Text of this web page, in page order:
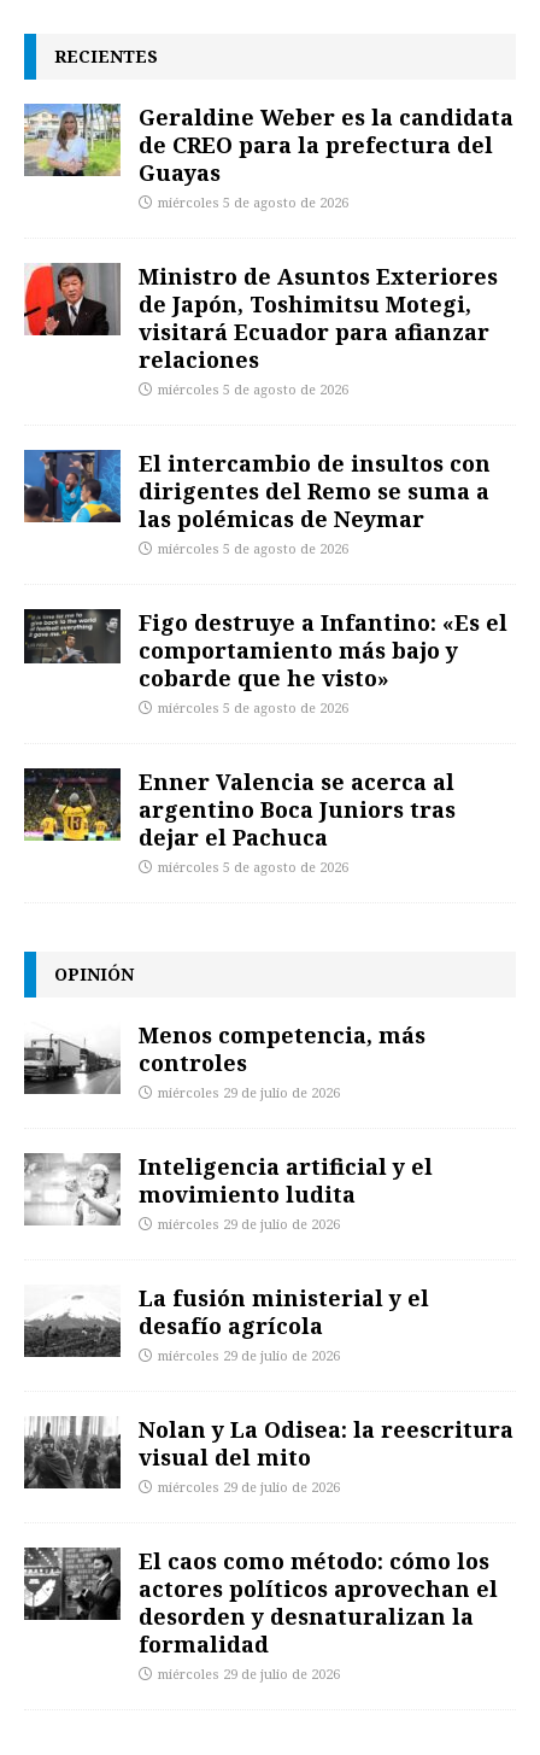
RECIENTES
Geraldine Weber es la candidata
de CREO para la prefectura del
Guayas
miércoles 5 de agosto de 2026
Ministro de Asuntos Exteriores
de Japón, Toshimitsu Motegi,
visitará Ecuador para afianzar
relaciones
miércoles 5 de agosto de 2026
El intercambio de insultos con
dirigentes del Remo se suma a
las polémicas de Neymar
miércoles 5 de agosto de 2026
Figo destruye a Infantino: «Es el
comportamiento más bajo y
cobarde que he visto»
miércoles 5 de agosto de 2026
Enner Valencia se acerca al
argentino Boca Juniors tras
dejar el Pachuca
miércoles 5 de agosto de 2026
OPINIÓN
Menos competencia, más
controles
miércoles 29 de julio de 2026
Inteligencia artificial y el
movimiento ludita
miércoles 29 de julio de 2026
La fusión ministerial y el
desafío agrícola
miércoles 29 de julio de 2026
Nolan y La Odisea: la reescritura
visual del mito
miércoles 29 de julio de 2026
El caos como método: cómo los
actores políticos aprovechan el
desorden y desnaturalizan la
formalidad
miércoles 29 de julio de 2026